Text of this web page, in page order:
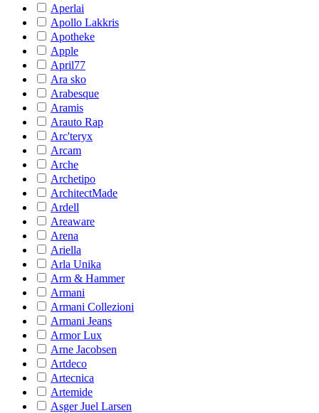
Aperlai
Apollo Lakkris
Apotheke
Apple
April77
Ara sko
Arabesque
Aramis
Arauto Rap
Arc'teryx
Arcam
Arche
Archetipo
ArchitectMade
Ardell
Areaware
Arena
Ariella
Arla Unika
Arm & Hammer
Armani
Armani Collezioni
Armani Jeans
Armor Lux
Arne Jacobsen
Artdeco
Artecnica
Artemide
Asger Juel Larsen